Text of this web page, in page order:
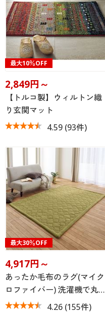
最大10％OFF
2,849円～
【トルコ製】ウィルトン織
り玄関マット
4.59 (93件)
最大30％OFF
4,917円～
あったか毛布のラグ(マイク
ロファイバー) 洗濯機で丸…
4.26 (155件)